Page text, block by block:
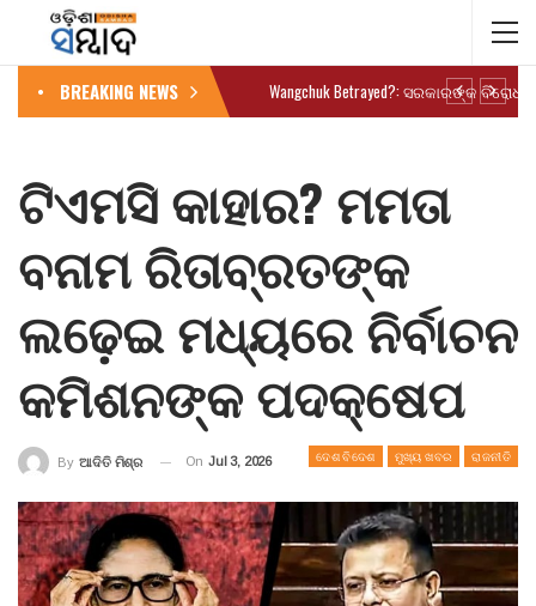
BREAKING NEWS
ଟିଏମସି କାହାର? ମମତା
ବନାମ ରିତାବ୍ରତଙ୍କ
ଲଢ଼େଇ ମଧ୍ୟରେ ନିର୍ବାଚନ
କମିଶନଙ୍କ ପଦକ୍ଷେପ
ଦେଶ ବିଦେଶ ମୁଖ୍ୟ ଖବର ରାଜନୀତି
By ଆଦିତି ମିଶ୍ର On Jul 3, 2026